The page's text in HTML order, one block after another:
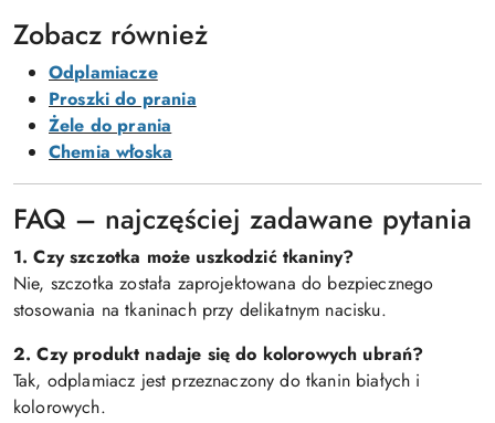
Zobacz również
Odplamiacze
Proszki do prania
Żele do prania
Chemia włoska
FAQ – najczęściej zadawane pytania
1. Czy szczotka może uszkodzić tkaniny?
Nie, szczotka została zaprojektowana do bezpiecznego
stosowania na tkaninach przy delikatnym nacisku.
2. Czy produkt nadaje się do kolorowych ubrań?
Tak, odplamiacz jest przeznaczony do tkanin białych i
kolorowych.